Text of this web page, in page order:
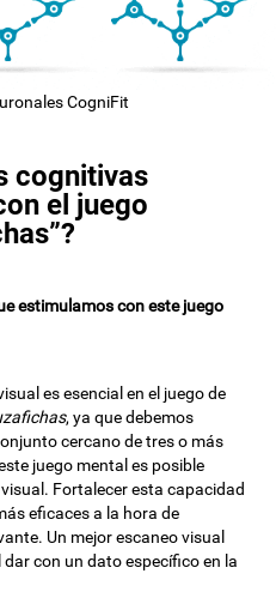
CogniFit
cognitivas
el juego
estimulamos con este juego
es esencial en el juego de
, ya que debemos
cercano de tres o más
juego mental es posible
Fortalecer esta capacidad
eficaces a la hora de
Un mejor escaneo visual
con un dato específico en la